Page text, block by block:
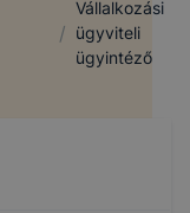
/
Vállalkozási
ügyviteli
ügyintéző